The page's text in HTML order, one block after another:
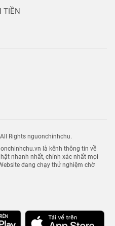
TIỀN
Rights nguonchinhchu.
là kênh thông tin về
nhanh nhất, chính xác nhất mọi
đang chạy thử nghiệm chờ